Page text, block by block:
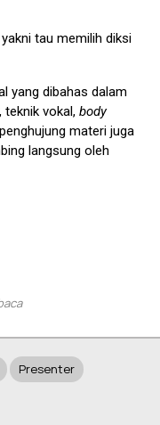
tau memilih diksi
yang dibahas dalam
teknik vokal, body
materi juga
langsung oleh
Presenter